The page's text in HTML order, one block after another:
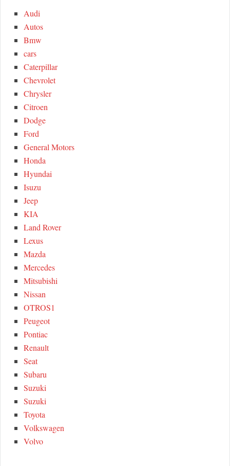
Audi
Autos
Bmw
cars
Caterpillar
Chevrolet
Chrysler
Citroen
Dodge
Ford
General Motors
Honda
Hyundai
Isuzu
Jeep
KIA
Land Rover
Lexus
Mazda
Mercedes
Mitsubishi
Nissan
OTROS1
Peugeot
Pontiac
Renault
Seat
Subaru
Suzuki
Suzuki
Toyota
Volkswagen
Volvo